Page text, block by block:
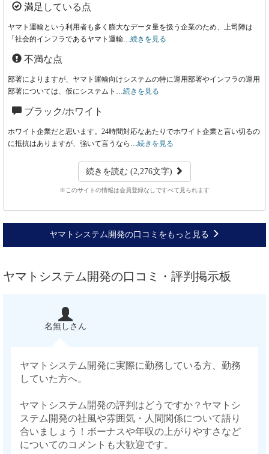
満足している点
ヤマト運輸という利用者も多く膨大なデータ量を扱う企業のため、上司陣は
「社会的インフラであるヤマト運輸…続きを見る
不満な点
部署によりますが、ヤマト運輸向けシステムの特に運用部署やインフラの運用
部署については、仮にシステムト…続きを見る
ブラック/ホワイト
ホワイト企業だと思います。24時間対応なあたりでホワイト企業と言い切るの
に抵抗はありますが、強いて言うなら…続きを見る
続きを読む (2,276文字)
※このサイトの情報は会員登録なしですべて見られます
ヤマトシステム開発の口コミをもっと見る
ヤマトシステム開発の口コミ・評判掲示板
名無しさん
ヤマトシステム開発に実際に勤務している方、勤務
していた方へ。
ヤマトシステム開発の評判はどうですか？ヤマトシ
ステム開発の社風や雰囲気・人間関係について語り
合いましょう！ボーナスや年収の上がりやすさなど
についてのコメントも大歓迎です。